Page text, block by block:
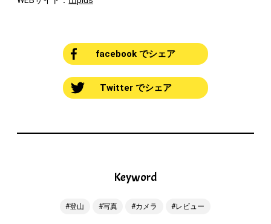
facebook でシェア
Twitter でシェア
Keyword
登山 写真 カメラ レビュー